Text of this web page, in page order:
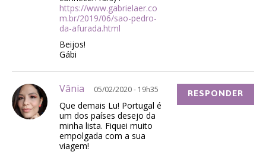
https://www.gabrielaer.co
m.br/2019/06/sao-pedro-
da-afurada.html
Beijos!
Gábi
Vânia 05/02/2020 - 19h35
Que demais Lu! Portugal é
um dos países desejo da
minha lista. Fiquei muito
empolgada com a sua
viagem!
RESPONDER